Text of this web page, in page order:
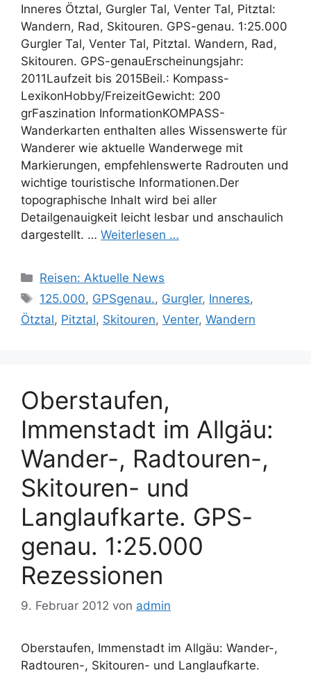
Inneres Ötztal, Gurgler Tal, Venter Tal, Pitztal:
Wandern, Rad, Skitouren. GPS-genau. 1:25.000
Gurgler Tal, Venter Tal, Pitztal. Wandern, Rad,
Skitouren. GPS-genauErscheinungsjahr:
2011Laufzeit bis 2015Beil.: Kompass-
LexikonHobby/FreizeitGewicht: 200
grFaszination InformationKOMPASS-
Wanderkarten enthalten alles Wissenswerte für
Wanderer wie aktuelle Wanderwege mit
Markierungen, empfehlenswerte Radrouten und
wichtige touristische Informationen.Der
topographische Inhalt wird bei aller
Detailgenauigkeit leicht lesbar und anschaulich
dargestellt. … Weiterlesen …
Kategorien
Reisen: Aktuelle News
Schlagwörter
125.000, GPSgenau., Gurgler, Inneres,
Ötztal, Pitztal, Skitouren, Venter, Wandern
Oberstaufen,
Immenstadt im Allgäu:
Wander-, Radtouren-,
Skitouren- und
Langlaufkarte. GPS-
genau. 1:25.000
Rezessionen
9. Februar 2012 von admin
Oberstaufen, Immenstadt im Allgäu: Wander-,
Radtouren-, Skitouren- und Langlaufkarte.